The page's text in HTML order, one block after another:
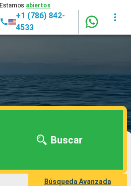
Estamos abiertos
+1 (786) 842-
4533
Buscar
Búsqueda Avanzada